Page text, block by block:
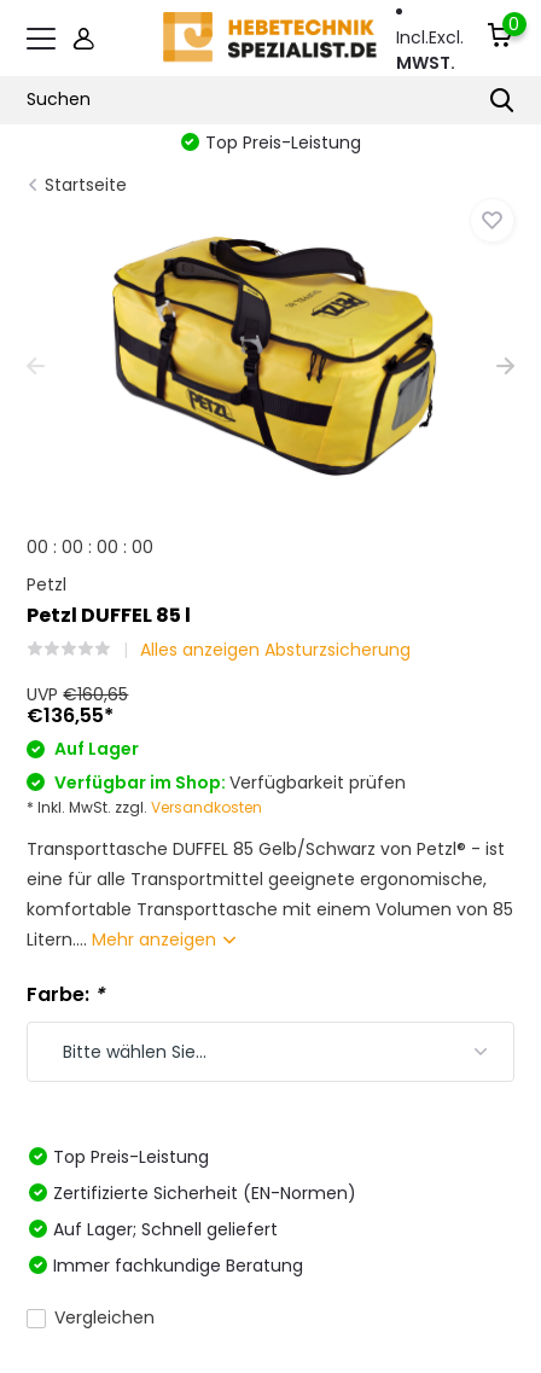
Incl.Excl.
MWST.
0
Top Preis-Leistung
Startseite
00 :00 :00 :00
Petzl
Petzl DUFFEL 85 l
Alles anzeigen Absturzsicherung
UVP€160,65
€136,55*
Auf Lager
Verfügbar im Shop:Verfügbarkeit prüfen
* Inkl. MwSt. zzgl.Versandkosten
Transporttasche DUFFEL 85 Gelb/Schwarz von Petzl® - ist
eine für alle Transportmittel geeignete ergonomische,
komfortable Transporttasche mit einem Volumen von 85
Litern....Mehr anzeigen
Farbe: *
Top Preis-Leistung
Zertifizierte Sicherheit (EN-Normen)
Auf Lager; Schnell geliefert
Immer fachkundige Beratung
Vergleichen